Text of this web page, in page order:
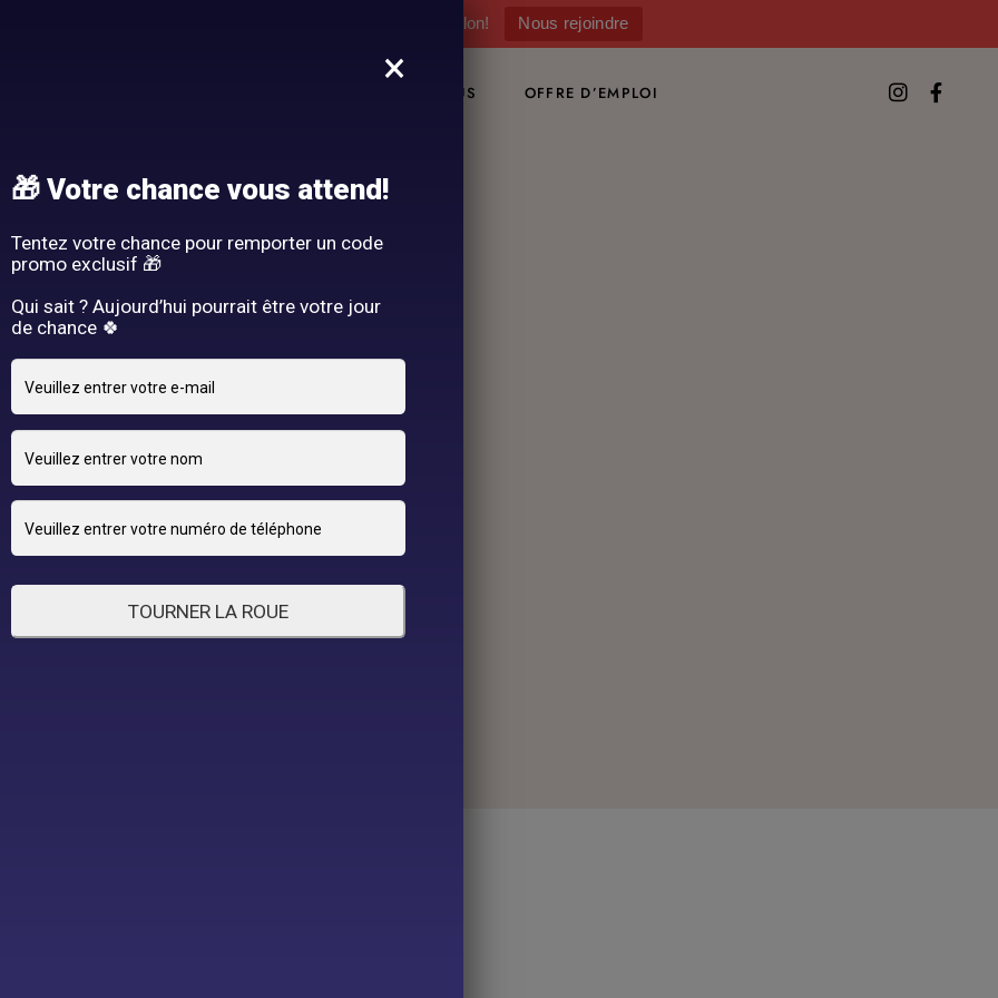
Hair By R! Nos cartes cadeau vous attendent au salon! Nous rejoindre
DEMANDE DE RENDEZ-VOUS OFFRE D’EMPLOI
23 FÉVRIER 2025
×
🎁 Votre chance vous attend!
Tentez votre chance pour remporter un code
promo exclusif 🎁
Qui sait ? Aujourd’hui pourrait être votre jour
de chance 🍀
TOURNER LA ROUE